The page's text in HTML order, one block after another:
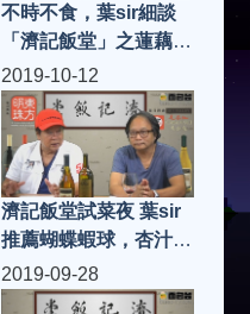
不時不食，葉sir細談
「濟記飯堂」之蓮藕花
生炆豬手
2019-10-12
濟記飯堂試菜夜 葉sir
推薦蝴蝶蝦球，杏汁豬
肺湯
2019-09-28